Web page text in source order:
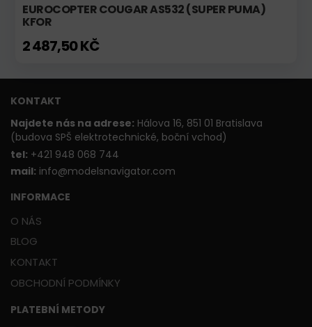
EUROCOPTER COUGAR AS532 (SUPER PUMA)
KFOR
2 487,50 KČ
KONTAKT
Najdete nás na adrese: Hálova 16, 851 01 Bratislava
(budova SPŠ elektrotechnické, boční vchod)
tel: +421 948 068 744
mail: info@modelsnavigator.com
INFORMACE
O NÁS
BLOG
KONTAKT
OBCHODNÍ PODMÍNKY
PLATEBNÍ METODY